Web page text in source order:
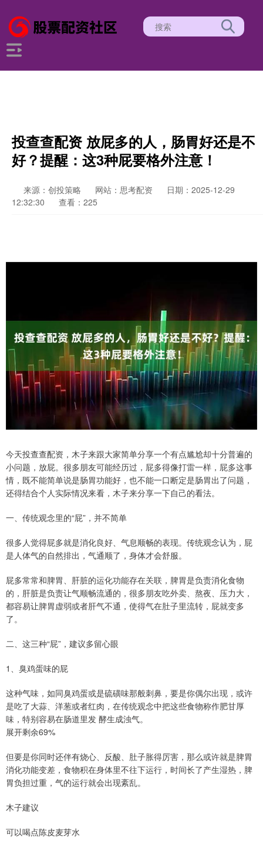
投查查配资 放屁多的人，肠胃好还是不
好？提醒：这3种屁要格外注意！
来源：创投策略 网站：思考配资
日期：2025-12-29
12:32:30
查看：225
今天投查查配资，木子来跟大家简单分享一个有点尴尬却十分普遍的
小问题，放屁。很多朋友可能经历过，屁多得像打雷一样，屁多这事
情，既不能简单说是肠胃功能好，也不能一口断定是肠胃出了问题，
还得结合个人实际情况来看，木子来分享一下自己的看法。
一、传统观念里的“屁”，并不简单
很多人觉得屁多就是消化良好、气息顺畅的表现。传统观念认为，屁
是人体气的自然排出，气通顺了，身体才会舒服。
屁多常常和脾胃、肝脏的运化功能存在关联，脾胃是负责消化食物
的，肝脏是负责让气顺畅流通的，很多朋友吃外卖、熬夜、压力大，
都容易让脾胃虚弱或者肝气不通，使得气在肚子里流转，屁就变多
了。
二、这三种“屁”，建议多留心眼
1、臭鸡蛋味的屁
这种气味，如同臭鸡蛋或是硫磺味那般刺鼻，要是你偶尔出现，或许
是吃了大蒜、洋葱或者红肉，在传统观念中把这些食物称作肥甘厚
味，特别容易在肠道里发 酵生成浊气。
展开剩余69%
但要是你同时还伴有烧心、反酸、肚子胀得厉害，那么或许就是脾胃
消化功能变差，食物积在身体里不往下运行，时间长了产生湿热，脾
胃负担过重，气的运行就会出现紊乱。
木子建议
可以喝点陈皮麦芽水